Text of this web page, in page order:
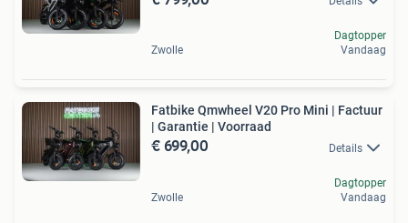
Zwolle
Dagtopper
Vandaag
Fatbike Qmwheel V20 Pro Mini | Factuur
| Garantie | Voorraad
€ 699,00 Details
Zwolle
Dagtopper
Vandaag